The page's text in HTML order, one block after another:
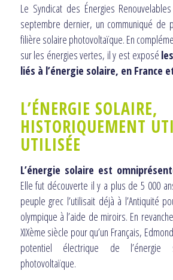
Le Syndicat des Énergies
septembre dernier, un communiqué de
filière solaire photovoltaïque. En
sur les énergies vertes, il y est exposé
liés à l’énergie solaire, en France
L’ÉNERGIE SOLAIRE,
HISTORIQUEMENT
UTILISÉE
L’énergie solaire est
Elle fut découverte il y a plus de 5 000
peuple grec l’utilisait déjà à l’Antiquité
olympique à l’aide de miroirs. En
XIXème siècle pour qu’un Français,
potentiel électrique de
photovoltaïque.